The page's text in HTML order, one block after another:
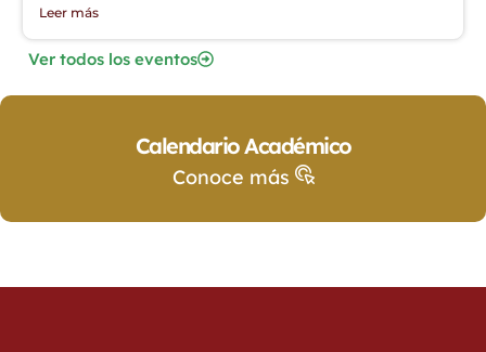
Leer más
Ver todos los eventos
Calendario Académico
Conoce más